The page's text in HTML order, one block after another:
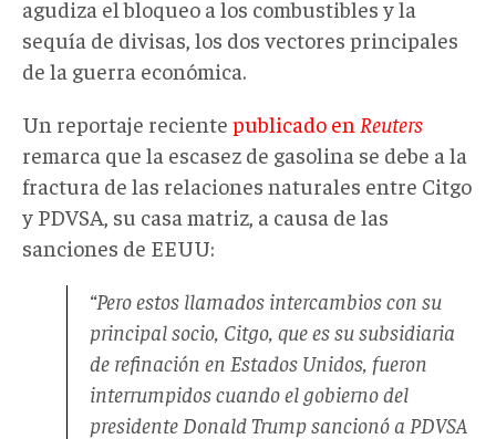
agudiza el bloqueo a los combustibles y la
sequía de divisas, los dos vectores principales
de la guerra económica.
Un reportaje reciente publicado en Reuters
remarca que la escasez de gasolina se debe a la
fractura de las relaciones naturales entre Citgo
y PDVSA, su casa matriz, a causa de las
sanciones de EEUU:
“Pero estos llamados intercambios con su
principal socio, Citgo, que es su subsidiaria
de refinación en Estados Unidos, fueron
interrumpidos cuando el gobierno del
presidente Donald Trump sancionó a PDVSA